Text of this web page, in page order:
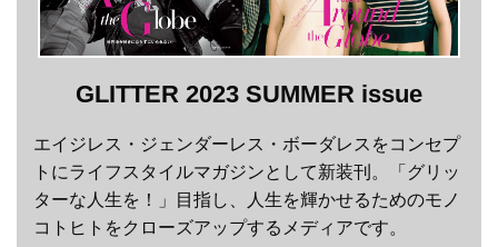
GLITTER 2023 SUMMER issue
エイジレス・ジェンダーレス・ボーダレスをコンセプ
トにライフスタイルマガジンとして新装刊。「グリッ
ターな人生を！」目指し、人生を輝かせるためのモノ
コトヒトをクローズアップするメディアです。